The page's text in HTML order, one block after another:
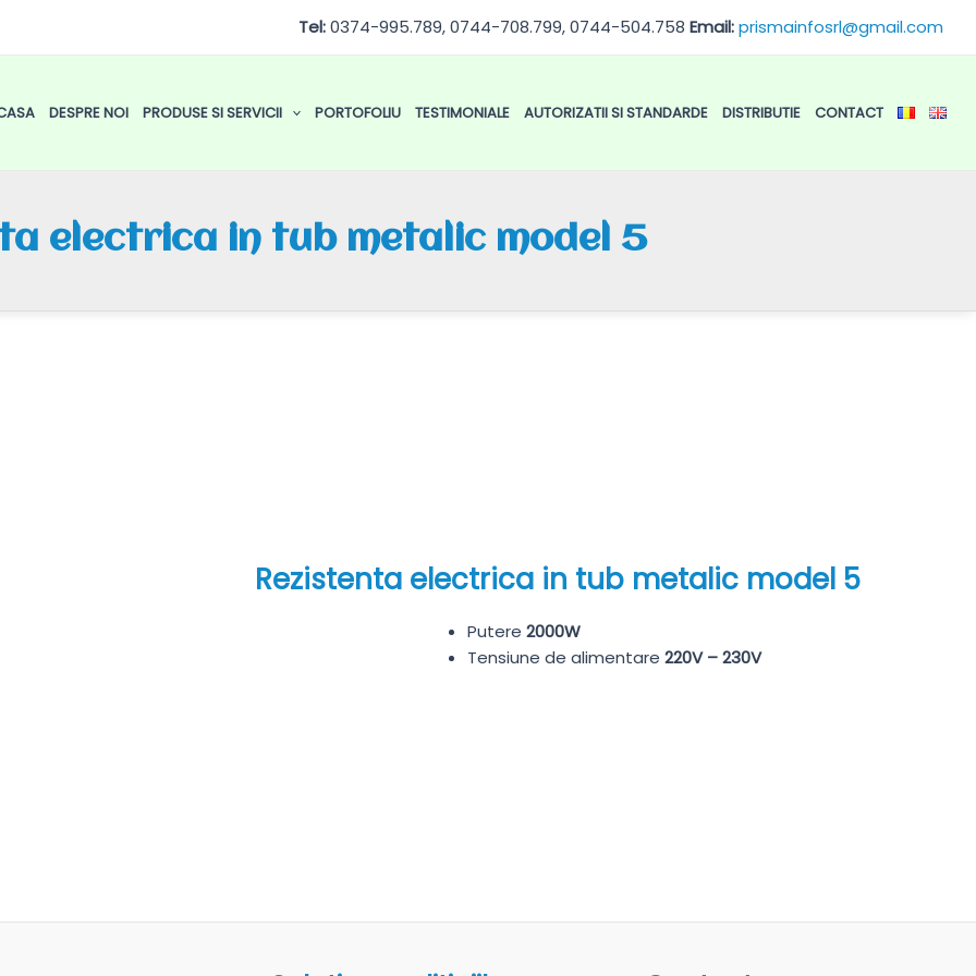
Tel:0374-995.789, 0744-708.799, 0744-504.758 Email:prismainfosrl@gmail.com
DESPRE NOI PRODUSE SI SERVICII PORTOFOLIU TESTIMONIALE AUTORIZATII SI STANDARDE DISTRIBUTIE CONTACT
electrica in tub metalic model 5
Rezistenta electrica in tub metalic model 5
Putere 2000W
Tensiune de alimentare 220V – 230V